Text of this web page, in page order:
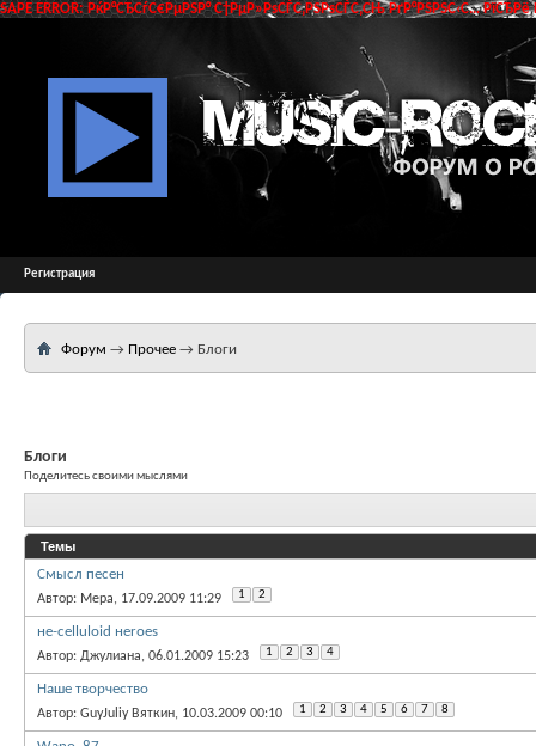
SAPE ERROR: РќР°СЂСѓС€РµРЅР° С†РµР»РѕСЃС‚РЅРѕСЃС‚СЊ РґР°РЅРЅС‹С…
Регистрация
Форум → Прочее → Блоги
Блоги
Поделитесь своими мыслями
Темы
Смысл песен
Автор: Мера, 17.09.2009 11:29 1 2
не-сelluloid неroes
Автор: Джулиана, 06.01.2009 15:23 1 2 3 4
Наше творчество
Автор: GuyJuliy Вяткин, 10.03.2009 00:10 1 2 3 4 5 6 7 8